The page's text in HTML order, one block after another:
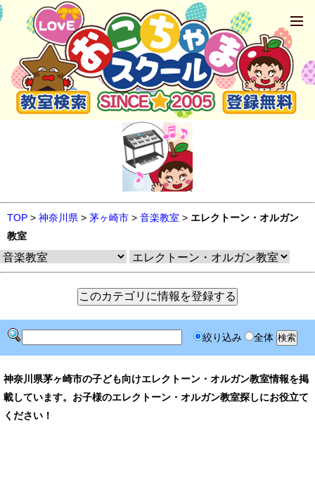
TOP > 神奈川県 > 茅ヶ崎市 > 音楽教室 > エレクトーン・オルガン
教室
絞り込み 全体
神奈川県茅ヶ崎市の子ども向けエレクトーン・オルガン教室情報を掲
載しています。お子様のエレクトーン・オルガン教室探しにお役立て
ください！